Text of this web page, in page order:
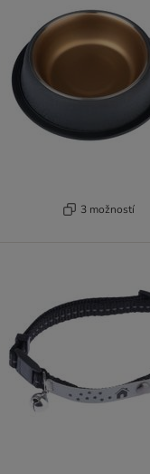
3 možností